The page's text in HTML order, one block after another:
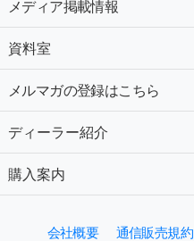
メディア掲載情報
資料室
メルマガの登録はこちら
ディーラー紹介
購入案内
会社概要 通信販売規約